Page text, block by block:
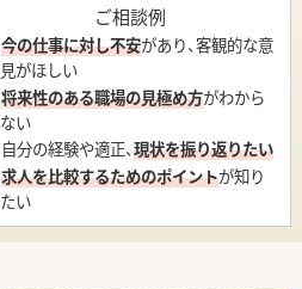
ご相談例
今の仕事に対し不安があり、客観的な意
見がほしい
将来性のある職場の見極め方がわから
ない
自分の経験や適正、現状を振り返りたい
求人を比較するためのポイントが知り
たい